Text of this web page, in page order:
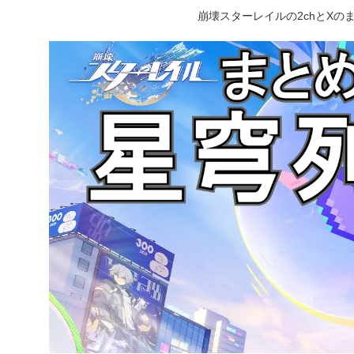
崩壊スターレイルの2chとXの